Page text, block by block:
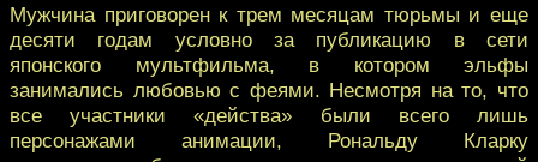
Мужчина приговорен к трем месяцам тюрьмы и еще
десяти годам условно за публикацию в сети
японского мультфильма, в котором эльфы
занимались любовью с феями. Несмотря на то, что
все участники «действа» были всего лишь
персонажами анимации, Рональду Кларку